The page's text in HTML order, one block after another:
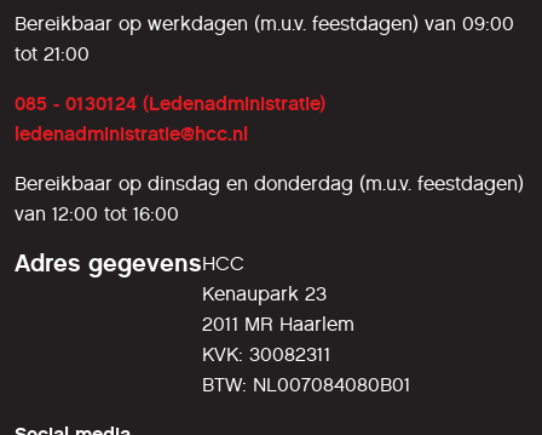
Bereikbaar op werkdagen (m.u.v. feestdagen) van 09:00
tot 21:00
085 - 0130124 (Ledenadministratie)
ledenadministratie@hcc.nl
Bereikbaar op dinsdag en donderdag (m.u.v. feestdagen)
van 12:00 tot 16:00
Adres gegevensHCC
Kenaupark 23
2011 MR Haarlem
KVK: 30082311
BTW: NL007084080B01